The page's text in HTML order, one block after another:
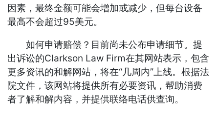
因素，最终金额可能会增加或减少，但每台设备
最高不会超过95美元。
如何申请赔偿？目前尚未公布申请细节。提
出诉讼的Clarkson Law Firm在其网站表示，包含
更多资讯的和解网站，将在“几周内”上线。根据法
院文件，该网站将提供所有必要资讯，帮助消费
者了解和解内容，并提供联络电话供查询。